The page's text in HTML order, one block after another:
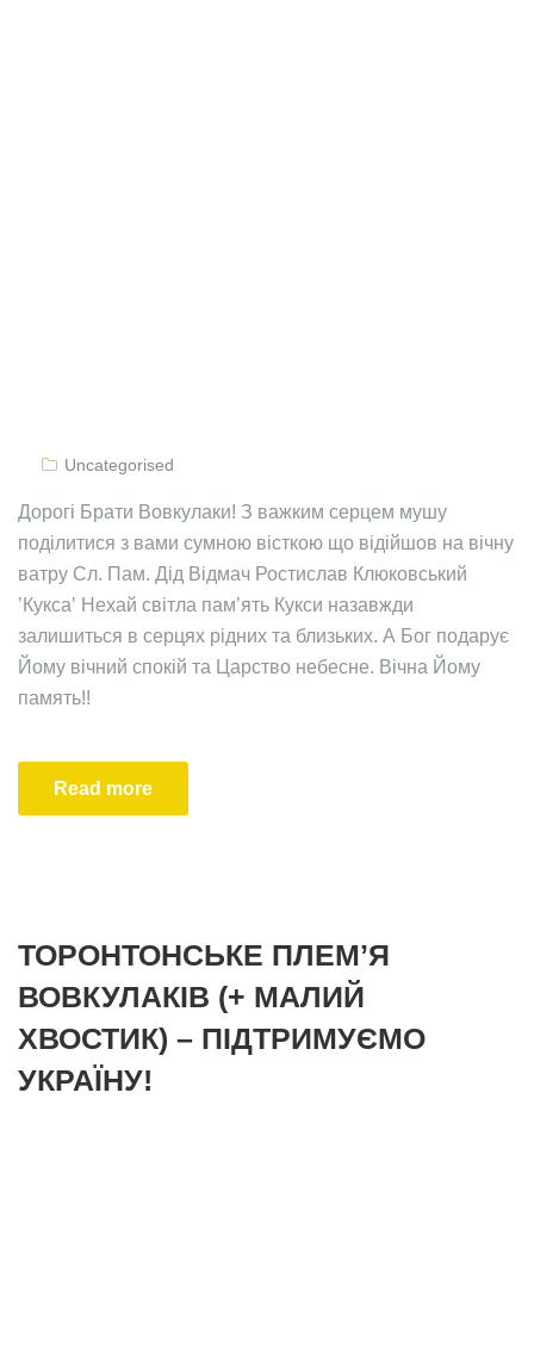
Uncategorised
Дорогі Брати Вовкулаки! З важким серцем мушу
поділитися з вами сумною вісткою що відійшов на вічну
ватру Сл. Пам. Дід Відмач Ростислав Клюковський
ʼКуксаʼ Нехай світла пам’ять Кукси назавжди
залишиться в серцях рідних та близьких. А Бог подарує
Йому вічний спокій та Царство небесне. Вічна Йому
память!!
Read more
ТОРОНТОНСЬКЕ ПЛЕМʼЯ
ВОВКУЛАКІВ (+ МАЛИЙ
ХВОСТИК) – ПІДТРИМУЄМО
УКРАЇНУ!